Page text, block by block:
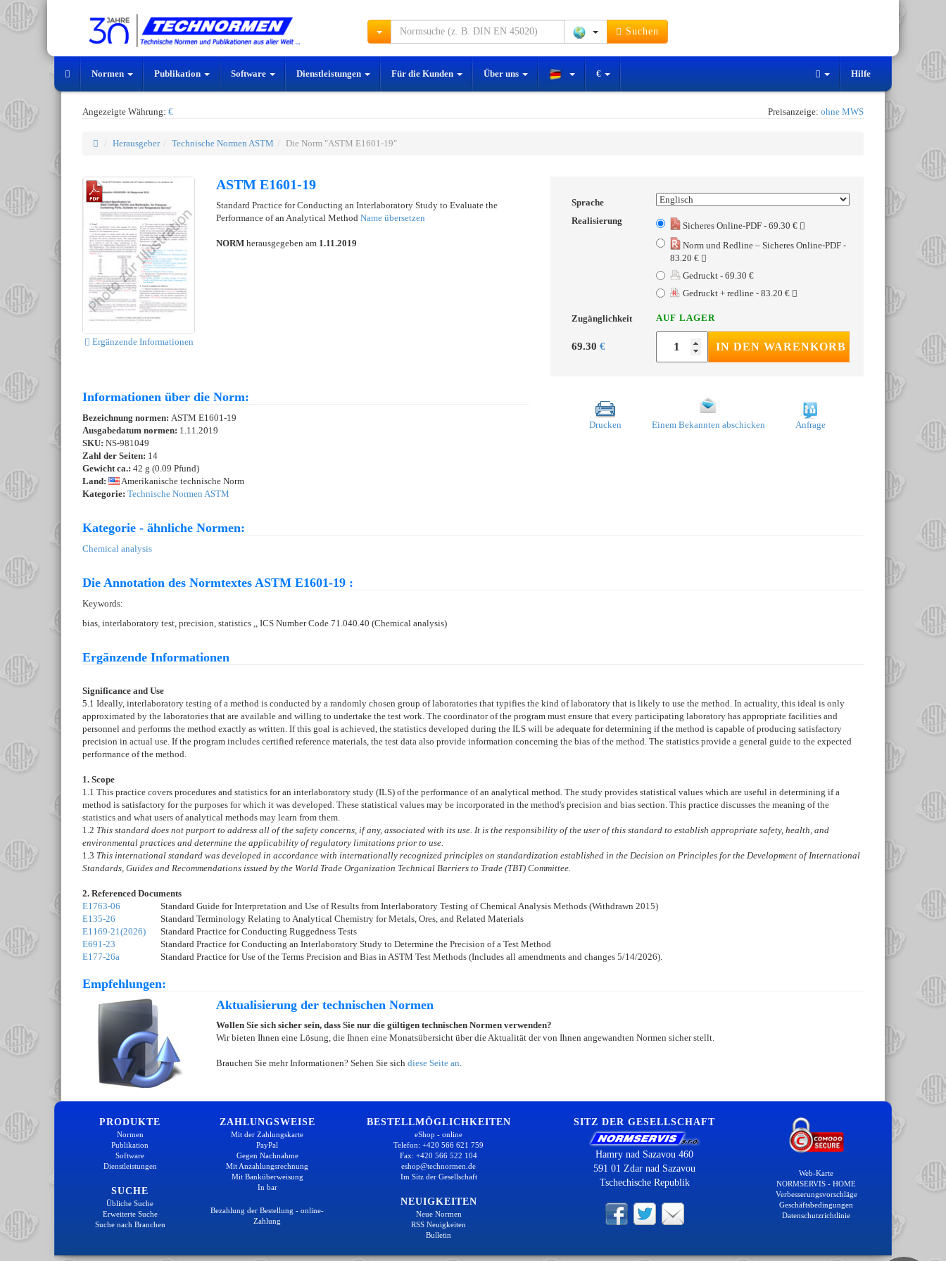
Suchen
Normen Publikation Software Dienstleistungen Für die Kunden Über uns € Hilfe
Angezeigte Währung: € Preisanzeige: ohne MWS
Herausgeber Technische Normen ASTM Die Norm "ASTM E1601-19"
Ergänzende Informationen
ASTM E1601-19
Standard Practice for Conducting an Interlaboratory Study to Evaluate the
Performance of an Analytical Method Name übersetzen
NORM herausgegeben am 1.11.2019
Sprache
Realisierung
Sicheres Online-PDF - 69.30 €
Norm und Redline – Sicheres Online-PDF -
83.20 €
Gedruckt - 69.30 €
Gedruckt + redline - 83.20 €
Zugänglichkeit AUF LAGER
69.30 € IN DEN WARENKORB
Informationen über die Norm:
Bezeichnung normen: ASTM E1601-19
Ausgabedatum normen: 1.11.2019
SKU: NS-981049
Zahl der Seiten: 14
Gewicht ca.: 42 g (0.09 Pfund)
Land:
Amerikanische technische Norm
Kategorie: Technische Normen ASTM
Drucken Einem Bekannten abschicken Anfrage
Kategorie - ähnliche Normen:
Chemical analysis
Die Annotation des Normtextes ASTM E1601-19 :
Keywords:
bias, interlaboratory test, precision, statistics ,, ICS Number Code 71.040.40 (Chemical analysis)
Ergänzende Informationen
Significance and Use
5.1 Ideally, interlaboratory testing of a method is conducted by a randomly chosen group of laboratories that typifies the kind of laboratory that is likely to use the method. In actuality, this ideal is only
approximated by the laboratories that are available and willing to undertake the test work. The coordinator of the program must ensure that every participating laboratory has appropriate facilities and
personnel and performs the method exactly as written. If this goal is achieved, the statistics developed during the ILS will be adequate for determining if the method is capable of producing satisfactory
precision in actual use. If the program includes certified reference materials, the test data also provide information concerning the bias of the method. The statistics provide a general guide to the expected
performance of the method.
1. Scope
1.1 This practice covers procedures and statistics for an interlaboratory study (ILS) of the performance of an analytical method. The study provides statistical values which are useful in determining if a
method is satisfactory for the purposes for which it was developed. These statistical values may be incorporated in the method's precision and bias section. This practice discusses the meaning of the
statistics and what users of analytical methods may learn from them.
1.2 This standard does not purport to address all of the safety concerns, if any, associated with its use. It is the responsibility of the user of this standard to establish appropriate safety, health, and
environmental practices and determine the applicability of regulatory limitations prior to use.
1.3 This international standard was developed in accordance with internationally recognized principles on standardization established in the Decision on Principles for the Development of International
Standards, Guides and Recommendations issued by the World Trade Organization Technical Barriers to Trade (TBT) Committee.
2. Referenced Documents
E1763-06
Standard Guide for Interpretation and Use of Results from Interlaboratory Testing of Chemical Analysis Methods (Withdrawn 2015)
E135-26
Standard Terminology Relating to Analytical Chemistry for Metals, Ores, and Related Materials
E1169-21(2026)
Standard Practice for Conducting Ruggedness Tests
E691-23
Standard Practice for Conducting an Interlaboratory Study to Determine the Precision of a Test Method
E177-26a
Standard Practice for Use of the Terms Precision and Bias in ASTM Test Methods (Includes all amendments and changes 5/14/2026).
Empfehlungen:
Aktualisierung der technischen Normen
Wollen Sie sich sicher sein, dass Sie nur die gültigen technischen Normen verwenden?
Wir bieten Ihnen eine Lösung, die Ihnen eine Monatsübersicht über die Aktualität der von Ihnen angewandten Normen sicher stellt.
Brauchen Sie mehr Informationen? Sehen Sie sich diese Seite an.
PRODUKTE
Normen
Publikation
Software
Dienstleistungen
SUCHE
Übliche Suche
Erweiterte Suche
Suche nach Branchen
ZAHLUNGSWEISE
Mit der Zahlungskarte
PayPal
Gegen Nachnahme
Mit Anzahlungsrechnung
Mit Banküberweisung
In bar
Bezahlung der Bestellung - online-
Zahlung
BESTELLMÖGLICHKEITEN
eShop - online
Telefon: +420 566 621 759
Fax: +420 566 522 104
eshop@technormen.de
Im Sitz der Gesellschaft
NEUIGKEITEN
Neue Normen
RSS Neuigkeiten
Bulletin
SITZ DER GESELLSCHAFT
Hamry nad Sazavou 460
591 01 Zdar nad Sazavou
Tschechische Republik
Web-Karte
NORMSERVIS - HOME
Verbesserungsvorschläge
Geschäftsbedingungen
Datenschutzrichtlinie